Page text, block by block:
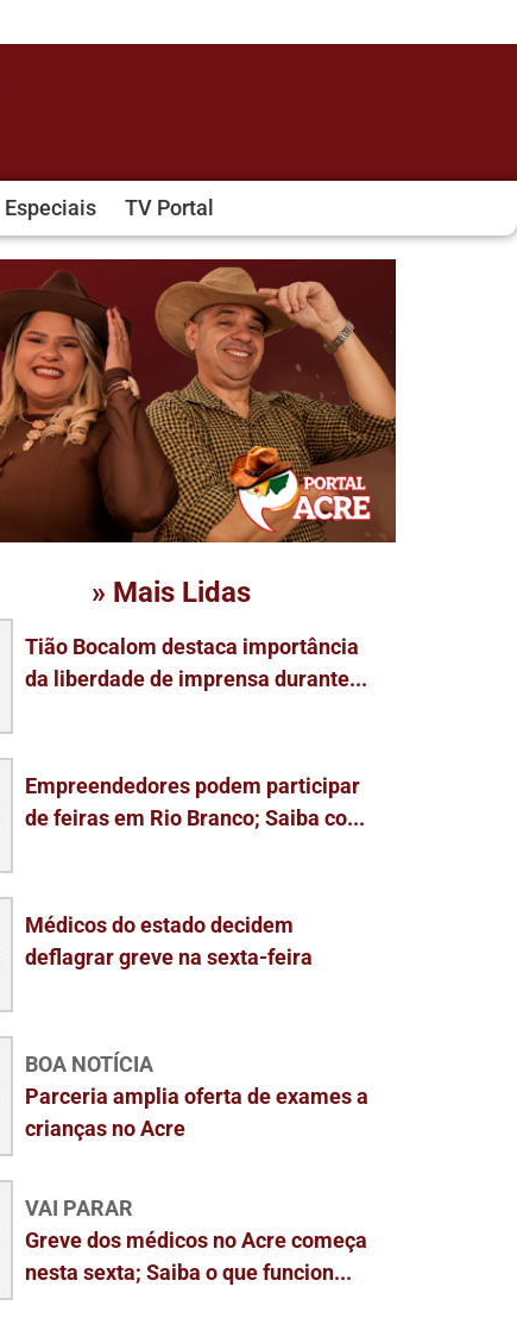
Especiais TV Portal
» Mais Lidas
Tião Bocalom destaca importância
da liberdade de imprensa durante...
Empreendedores podem participar
de feiras em Rio Branco; Saiba co...
Médicos do estado decidem
deflagrar greve na sexta-feira
BOA NOTÍCIA
Parceria amplia oferta de exames a
crianças no Acre
VAI PARAR
Greve dos médicos no Acre começa
nesta sexta; Saiba o que funcion...